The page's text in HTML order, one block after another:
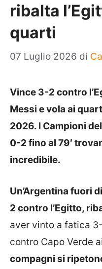
ribalta
quarti
07 Luglio 2026 di
Vince 3-2 contro
Messi e vola ai
2026. I Campioni
0-2 fino al 79′
incredibile.
Un’Argentina fuori
2 contro l’Egitto,
aver vinto a fatica
contro Capo Verde
compagni si